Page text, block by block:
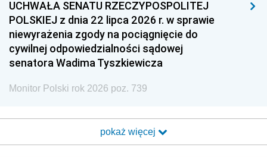
UCHWAŁA SENATU RZECZYPOSPOLITEJ
POLSKIEJ z dnia 22 lipca 2026 r. w sprawie
niewyrażenia zgody na pociągnięcie do
cywilnej odpowiedzialności sądowej
senatora Wadima Tyszkiewicza
Monitor Polski rok 2026 poz. 739
pokaż więcej